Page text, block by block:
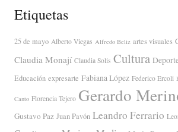
Etiquetas
25 de mayo Alberto Viegas Alfredo Beliz artes visuales
Claudia Monají Claudia Solis Cultura
Educación expresarte Fabiana López Federico Ercoli
Canto Florencia Tejero Gerardo
Gustavo Paz Juan Pavón Leandro Ferrario